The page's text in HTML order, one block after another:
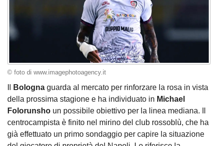
© foto di www.imagephotoagency.it
Bologna guarda al mercato per rinforzare la rosa in vista
della prossima stagione e ha individuato in Michael
Folorunsho un possibile obiettivo per la linea mediana. Il
centrocampista è finito nel mirino del club rossoblù, che ha
già effettuato un primo sondaggio per capire la situazione